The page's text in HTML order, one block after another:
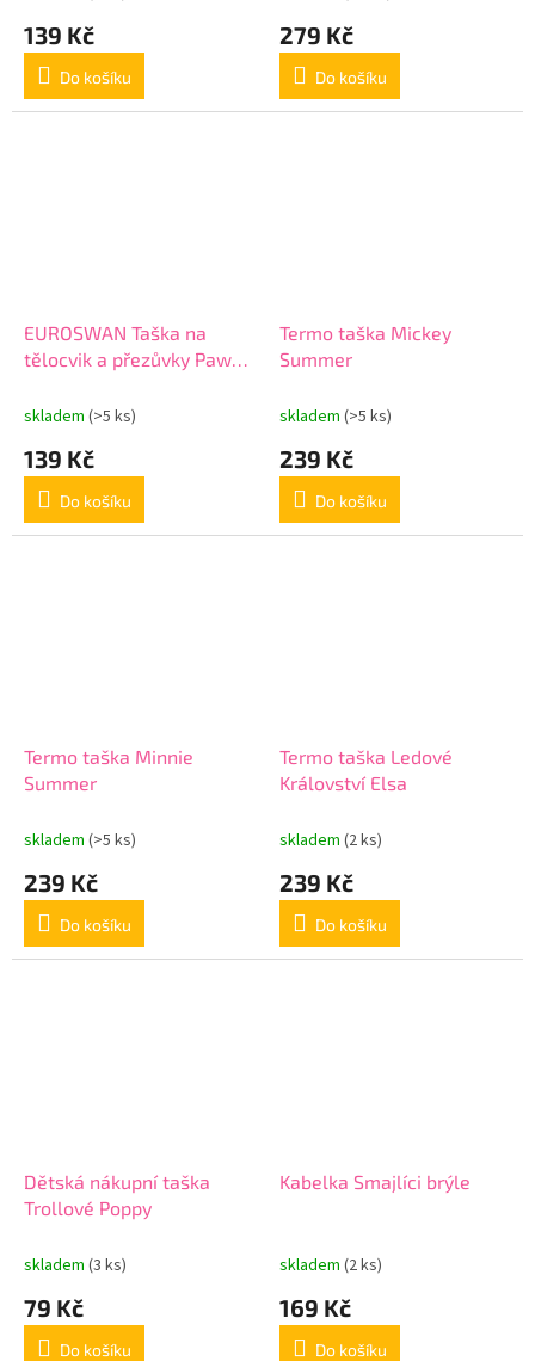
139 Kč
Do košíku
279 Kč
Do košíku
EUROSWAN Taška na
tělocvik a přezůvky Paw
38/30 cm
skladem (>5 ks)
139 Kč
Do košíku
Termo taška Mickey
Summer
skladem (>5 ks)
239 Kč
Do košíku
Termo taška Minnie
Summer
skladem (>5 ks)
239 Kč
Do košíku
Termo taška Ledové
Království Elsa
skladem (2 ks)
239 Kč
Do košíku
Dětská nákupní taška
Trollové Poppy
skladem (3 ks)
79 Kč
Do košíku
Kabelka Smajlíci brýle
skladem (2 ks)
169 Kč
Do košíku